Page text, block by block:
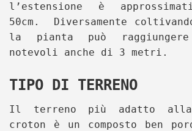
l’estensione è
50cm. Diversamente
la pianta può raggiungere
notevoli anche di 3 metri.
TIPO DI TERRENO
Il terreno più adatto
croton è un composto ben